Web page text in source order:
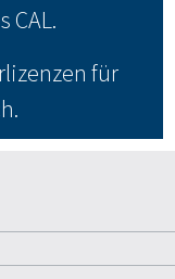
CAL.
für